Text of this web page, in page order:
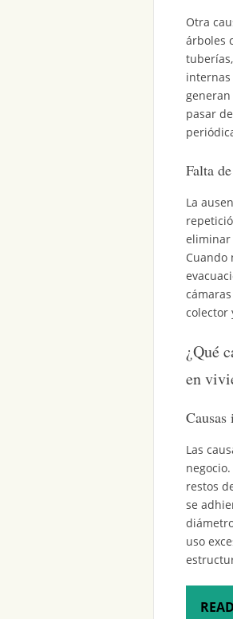
Otra
árboles
pasar
Falta
La
eliminar
Cuando
colector
¿Qué
en
Las
restos
se
uso
READ